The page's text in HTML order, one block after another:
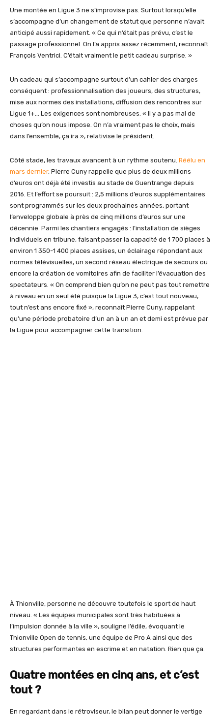
Une montée en Ligue 3 ne s’improvise pas. Surtout lorsqu’elle
s’accompagne d’un changement de statut que personne n’avait
anticipé aussi rapidement. « Ce qui n’était pas prévu, c’est le
passage professionnel. On l’a appris assez récemment, reconnaît
François Ventrici. C’était vraiment le petit cadeau surprise. »
Un cadeau qui s’accompagne surtout d’un cahier des charges
conséquent : professionnalisation des joueurs, des structures,
mise aux normes des installations, diffusion des rencontres sur
Ligue 1+… Les exigences sont nombreuses. « Il y a pas mal de
choses qu’on nous impose. On n’a vraiment pas le choix, mais
dans l’ensemble, ça ira », relativise le président.
Côté stade, les travaux avancent à un rythme soutenu. Réélu en
mars dernier, Pierre Cuny rappelle que plus de deux millions
d’euros ont déjà été investis au stade de Guentrange depuis
2016. Et l’effort se poursuit : 2,5 millions d’euros supplémentaires
sont programmés sur les deux prochaines années, portant
l’enveloppe globale à près de cinq millions d’euros sur une
décennie. Parmi les chantiers engagés : l’installation de sièges
individuels en tribune, faisant passer la capacité de 1 700 places à
environ 1 350-1 400 places assises, un éclairage répondant aux
normes télévisuelles, un second réseau électrique de secours ou
encore la création de vomitoires afin de faciliter l’évacuation des
spectateurs. « On comprend bien qu’on ne peut pas tout remettre
à niveau en un seul été puisque la Ligue 3, c’est tout nouveau,
tout n’est ans encore fixé », reconnaît Pierre Cuny, rappelant
qu’une période probatoire d’un an à un an et demi est prévue par
la Ligue pour accompagner cette transition.
À Thionville, personne ne découvre toutefois le sport de haut
niveau. « Les équipes municipales sont très habituées à
l’impulsion donnée à la ville », souligne l’édile, évoquant le
Thionville Open de tennis, une équipe de Pro A ainsi que des
structures performantes en escrime et en natation. Rien que ça.
Quatre montées en cinq ans, et c’est
tout ?
En regardant dans le rétroviseur, le bilan peut donner le vertige